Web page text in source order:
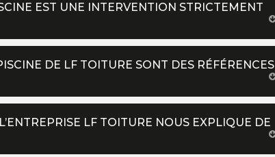
EST UNE INTERVENTION STRICTEMENT
DE LF TOITURE SONT DES RÉFÉRENCES
LF TOITURE NOUS EXPLIQUE DE